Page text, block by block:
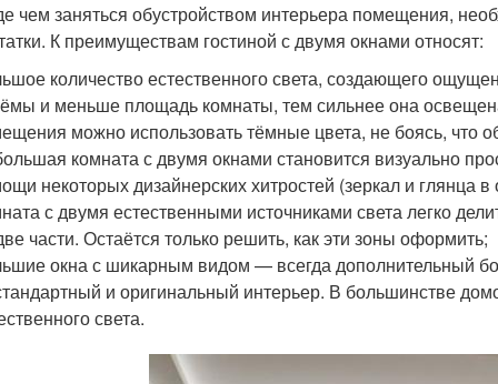
чем заняться обустройством интерьера помещения,
К преимуществам гостиной с двумя окнами относят:
количество естественного света, создающего
и меньше площадь комнаты, тем сильнее она
можно использовать тёмные цвета, не боясь, что
комната с двумя окнами становится визуально
некоторых дизайнерских хитростей (зеркал и глянца в
с двумя естественными источниками света легко
части. Остаётся только решить, как эти зоны оформить;
окна с шикарным видом — всегда дополнительный
и оригинальный интерьер. В большинстве
света.